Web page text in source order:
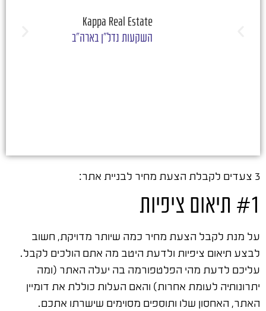
Kappa Real Estate
השקעות נדל"ן בארה"ב
3 צעדים לקבלת הצעת מחיר לבניית אתר:
#1 תיאום ציפיות
על מנת לקבל הצעת מחיר כמה שיותר מדויקת, חשוב
לבצע תיאום ציפיות ולדעת היטב מה אתם הולכים לקבל.
עליכם לדעת מהי הפלטפורמה בה יעלה האתר (ומה
יתרונותיה לעומת אחרות) והאם העלות כוללת את דומיין
האתר, האחסון שלו ותוספים מסוימים שישרתו אתכם.